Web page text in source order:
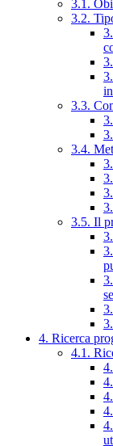
3.1.
3.2.
3.3.
3.4.
3.5. Il
4. Ricerca
4.1.